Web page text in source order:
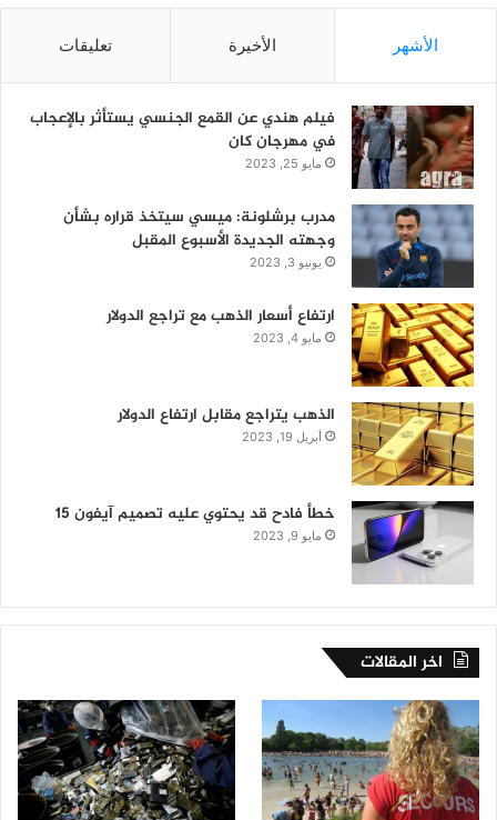
الأشهر الأخيرة تعليقات
فيلم هندي عن القمع الجنسي يستأثر بالإعجاب
في مهرجان كان
مايو 25, 2023
مدرب برشلونة: ميسي سيتخذ قراره بشأن
وجهته الجديدة الأسبوع المقبل
يونيو 3, 2023
ارتفاع أسعار الذهب مع تراجع الدولار
مايو 4, 2023
الذهب يتراجع مقابل ارتفاع الدولار
أبريل 19, 2023
خطأ فادح قد يحتوي عليه تصميم آيفون 15
مايو 9, 2023
اخر المقالات